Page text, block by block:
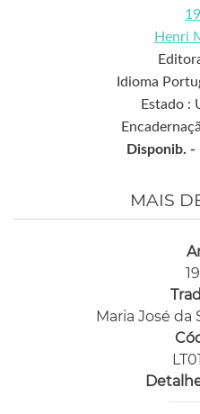
Henri
Idioma
Estado :
Disponib. -
MAIS
Maria José da